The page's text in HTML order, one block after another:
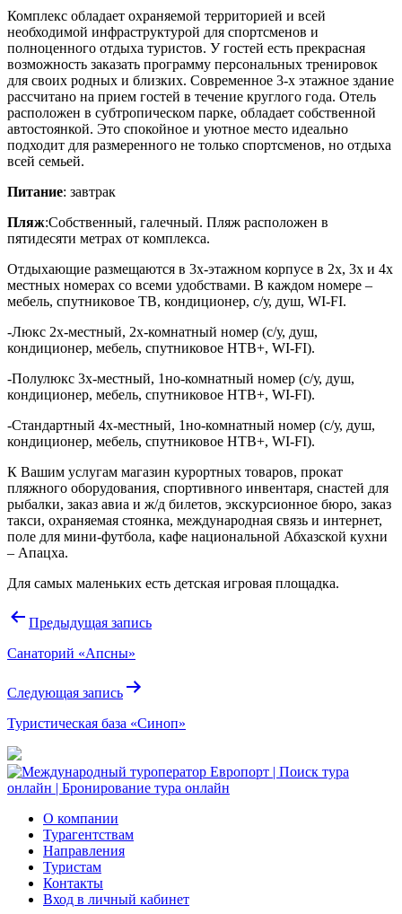
Комплекс обладает охраняемой территорией и всей
необходимой инфраструктурой для спортсменов и
полноценного отдыха туристов. У гостей есть прекрасная
возможность заказать программу персональных тренировок
для своих родных и близких. Современное 3-х этажное здание
рассчитано на прием гостей в течение круглого года. Отель
расположен в субтропическом парке, обладает собственной
автостоянкой. Это спокойное и уютное место идеально
подходит для размеренного не только спортсменов, но отдыха
всей семьей.
Питание: завтрак
Пляж:Собственный, галечный. Пляж расположен в
пятидесяти метрах от комплекса.
Отдыхающие размещаются в 3х-этажном корпусе в 2х, 3х и 4х
местных номерах со всеми удобствами. В каждом номере –
мебель, спутниковое ТВ, кондиционер, с/у, душ, WI-FI.
-Люкс 2х-местный, 2х-комнатный номер (с/у, душ,
кондиционер, мебель, спутниковое НТВ+, WI-FI).
-Полулюкс 3х-местный, 1но-комнатный номер (с/у, душ,
кондиционер, мебель, спутниковое НТВ+, WI-FI).
-Стандартный 4х-местный, 1но-комнатный номер (с/у, душ,
кондиционер, мебель, спутниковое НТВ+, WI-FI).
К Вашим услугам магазин курортных товаров, прокат
пляжного оборудования, спортивного инвентаря, снастей для
рыбалки, заказ авиа и ж/д билетов, экскурсионное бюро, заказ
такси, охраняемая стоянка, международная связь и интернет,
поле для мини-футбола, кафе национальной Абхазской кухни
– Апацха.
Для самых маленьких есть детская игровая площадка.
Навигация
записям
Предыдущая запись
Санаторий «Апсны»
Следующая запись
Туристическая база «Синоп»
О компании
Турагентствам
Направления
Туристам
Контакты
Вход в личный кабинет